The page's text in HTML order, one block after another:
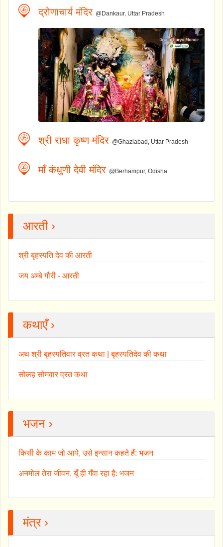
द्रोणाचार्य मंदिर @Dankaur, Uttar Pradesh
श्री राधा कृष्ण मंदिर @Ghaziabad, Uttar Pradesh
माँ कंधुणी देवी मंदिर @Berhampur, Odisha
आरती ›
श्री बृहस्पति देव की आरती
जय अम्बे गौरी - आरती
कथाएँ ›
अथ श्री बृहस्पतिवार व्रत कथा | बृहस्पतिदेव की कथा
सोलह सोमवार व्रत कथा
भजन ›
किसी के काम जो आये, उसे इन्सान कहते हैं: भजन
अनमोल तेरा जीवन, यूँ ही गँवा रहा है: भजन
मंत्र ›